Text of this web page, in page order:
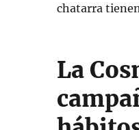
chatarra
La